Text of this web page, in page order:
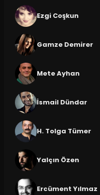
Ezgi Coşkun
Gamze Demirer
Mete Ayhan
İsmail Dündar
H. Tolga Tümer
Yalçın Özen
Ercüment Yılmaz